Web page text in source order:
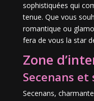
sophistiquées qui
tenue. Que vous
romantique ou
fera de vous la star
Zone
Secenans et
Secenans,